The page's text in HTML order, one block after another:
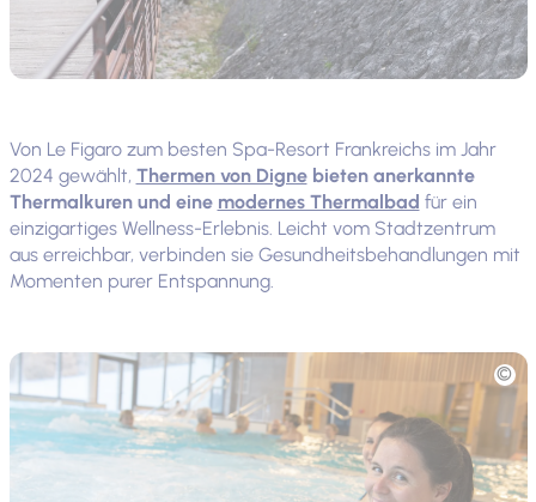
Von Le Figaro zum besten Spa-Resort Frankreichs im Jahr
2024 gewählt, Thermen von Dignebieten anerkannte
Thermalkuren und eine modernes Thermalbad für ein
einzigartiges Wellness-Erlebnis. Leicht vom Stadtzentrum
aus erreichbar, verbinden sie Gesundheitsbehandlungen mit
Momenten purer Entspannung.
Foto